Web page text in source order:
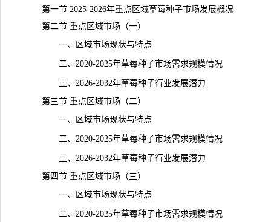
第一节 2025-2026年重点区域草莓种子市场发展概况
第二节 重点区域市场（一）
一、区域市场现状与特点
二、2020-2025年草莓种子市场需求规模情况
三、2026-2032年草莓种子行业发展潜力
第三节 重点区域市场（二）
一、区域市场现状与特点
二、2020-2025年草莓种子市场需求规模情况
三、2026-2032年草莓种子行业发展潜力
第四节 重点区域市场（三）
一、区域市场现状与特点
二、2020-2025年草莓种子市场需求规模情况